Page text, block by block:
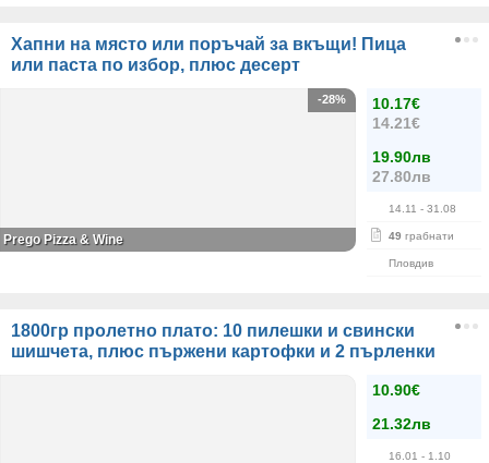
Хапни на място или поръчай за вкъщи! Пица
или паста по избор, плюс десерт
10.17€
14.21€
19.90лв
27.80лв
14.11 - 31.08
49 грабнати
Пловдив
-28%
Prego Pizza & Wine
1800гр пролетно плато: 10 пилешки и свински
шишчета, плюс пържени картофки и 2 пърленки
10.90€
21.32лв
16.01 - 1.10